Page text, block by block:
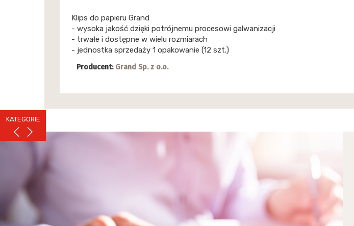
KATEGORIE
Klips do papieru Grand
- wysoka jakość dzięki potrójnemu procesowi galwanizacji
- trwałe i dostępne w wielu rozmiarach
- jednostka sprzedaży 1 opakowanie (12 szt.)
Producent: Grand Sp. z o.o.